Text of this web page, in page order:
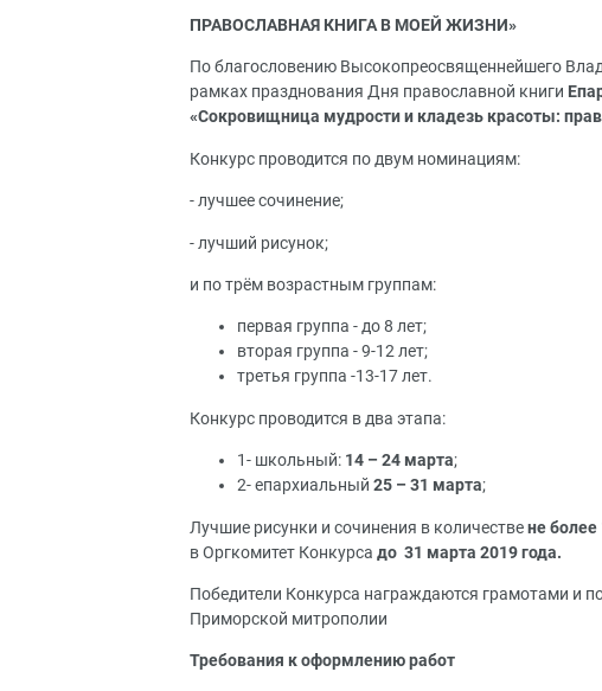
ПРАВОСЛАВНАЯ КНИГА В МОЕЙ ЖИЗНИ»
По благословению Высокопреосвященнейшего
рамках празднования Дня православной книги
«Сокровищница мудрости и кладезь красоты:
Конкурс проводится по двум номинациям:
- лучшее сочинение;
- лучший рисунок;
и по трём возрастным группам:
первая группа - до 8 лет;
вторая группа - 9-12 лет;
третья группа -13-17 лет.
Конкурс проводится в два этапа:
1- школьный: 14 – 24 марта;
2- епархиальный 25 – 31 марта;
Лучшие рисунки и сочинения в количествене
в Оргкомитет Конкурса до 31 марта 2019 года.
Победители Конкурса награждаются грамотами и
Приморской митрополии
Требования к оформлению работ